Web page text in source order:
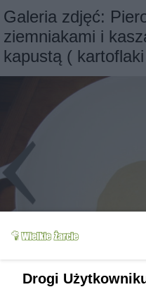
Galeria zdjęć:
ziemniakami i
kapustą (
Drogi